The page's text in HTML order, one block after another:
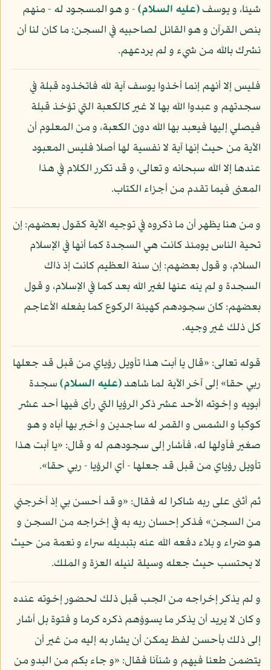
شيئا، و يوسف(عليه السلام)- و هو المسجود له - منهم
بنص القرآن و هو القائل لصاحبيه في السجن: ما كان لنا أن
نشرك بالله من شيء و لم يردعهم.
فليس إلا أنهم إنما أخذوا يوسف آية لله فاتخذوه قبلة في
سجدتهم و عبدوا الله بها لا غير كالكعبة التي تؤخذ قبلة
فيصلي إليها فيعبد بها الله دون الكعبة، و من المعلوم أن
الآية من حيث إنها آية لا نفسية لها أصلا فليس المعبود
عندها إلا الله سبحانه و تعالى، و قد تكرر الكلام في هذا
المعنى فيما تقدم من أجزاء الكتاب.
و من هنا يظهر أن ما ذكروه في توجيه الآية كقول بعضهم: إن
تحية الناس يومئذ كانت هي السجدة كما أنها في الإسلام
السلام، و قول بعضهم: إن سنة العظيم كانت إذ ذاك
السجدة و لم ينه عنها لغير الله بعد كما في الإسلام، و قول
بعضهم: كان سجودهم كهيئة الركوع كما يفعله الأعاجم
كل ذلك غير وجيه.
قوله تعالى: «قال يا أبت هذا تأويل رؤياي من قبل قد جعلها
ربي حقا» إلى آخر الآية لما شاهد(عليه السلام)سجدة
أبويه و إخوته الأحد عشر ذكر الرؤيا التي رأى فيها أحد عشر
كوكبا و الشمس و القمر له ساجدين و أخبر بها أباه و هو
صغير فأولها له، فأشار إلى سجودهم له و قال: «يا أبت هذا
تأويل رؤياي من قبل قد جعلها - أي الرؤيا - ربي حقا».
ثم أثنى على ربه شاكرا له فقال: «و قد أحسن بي إذ أخرجني
من السجن» فذكر إحسان ربه به في إخراجه من السجن و
هو ضراء و بلاء دفعه الله عنه بتبديله سراء و نعمة من حيث
لا يحتسب حيث جعله وسيلة لنيله العزة و الملك.
و لم يذكر إخراجه من الجب قبل ذلك لحضور إخوته عنده
و كان لا يريد أن يذكر ما يسوؤهم ذكره كرما و فتوة بل أشار
إلى ذلك بأحسن لفظ يمكن أن يشار به إليه من غير أن
يتضمن طعنا فيهم و شنآنا فقال: «و جاء بكم من البدو من